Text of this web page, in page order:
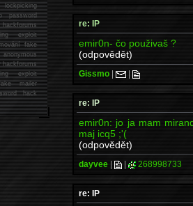
re: IP
emir0n- čo použivaš ?
(odpovědět)
Gissmo | |
re: IP
emir0n: jo ja mam
maj icq5 ;'(
(odpovědět)
dayvee | | 268998733
re: IP
password
exploit
fake
anonymous
hackforums
exploit
mailer
hack